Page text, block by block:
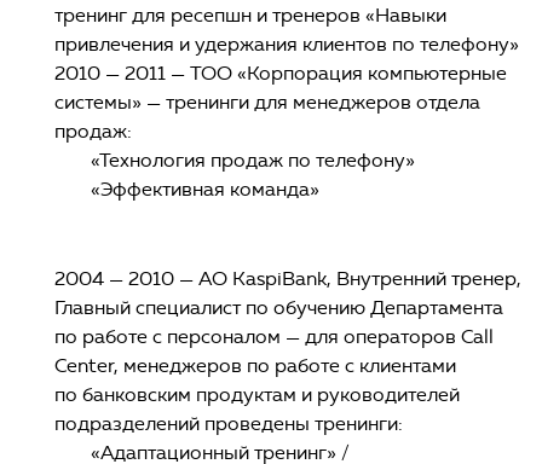
тренинг для ресепшн и тренеров «Навыки
привлечения и удержания клиентов по телефону»
2010 — 2011 — ТОО «Корпорация компьютерные
системы» — тренинги для менеджеров отдела
продаж:
«Технология продаж по телефону»
«Эффективная команда»
2004 — 2010 — АО KaspiBank, Внутренний тренер,
Главный специалист по обучению Департамента
по работе с персоналом — для операторов Call
Cеnter, менеджеров по работе с клиентами
по банковским продуктам и руководителей
подразделений проведены тренинги:
«Адаптационный тренинг» /